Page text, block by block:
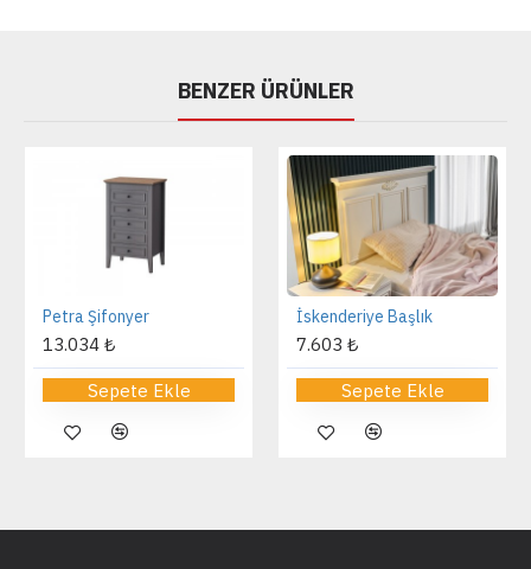
BENZER ÜRÜNLER
Petra Şifonyer
13.034 ₺
Sepete Ekle
İskenderiye Başlık
7.603 ₺
Sepete Ekle